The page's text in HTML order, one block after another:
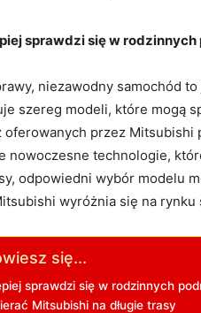
sprawdzi się w rodzinnych
niezawodny samochód
szereg modeli, które mogą
przez
nowoczesne technologie,
odpowiedni wybór modelu
wyróżnia się na
się...
sprawdzi się w rodzinnych
Mitsubishi na długie trasy